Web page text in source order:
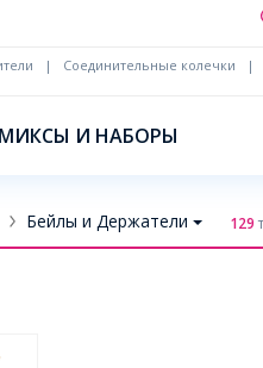
| Соединительные колечки
|
МИКСЫ И НАБОРЫ
Бейлы и Держатели 129